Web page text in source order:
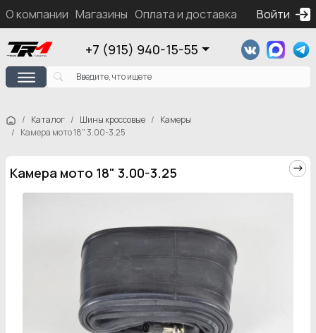
О компании Магазины Оплата и доставка Контакты
Войти
+7 (915) 940-15-55
Каталог Шины кроссовые
Камеры
Камера мото 18" 3.00-3.25
Камера мото 18" 3.00-3.25